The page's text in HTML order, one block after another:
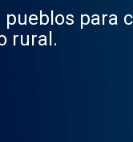
para
rural.